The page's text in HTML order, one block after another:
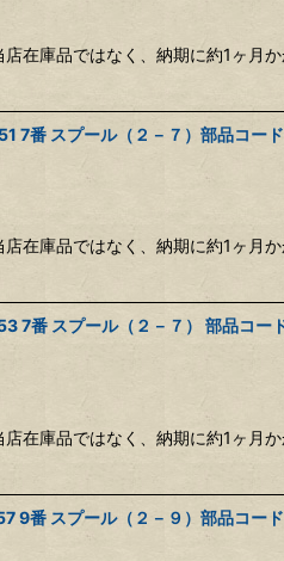
在庫品ではなく、納期に約1ヶ月
7番 スプール（２－７）部品コー
在庫品ではなく、納期に約1ヶ月
7番 スプール（２－７） 部品コー
在庫品ではなく、納期に約1ヶ月
9番 スプール（２－９）部品コー